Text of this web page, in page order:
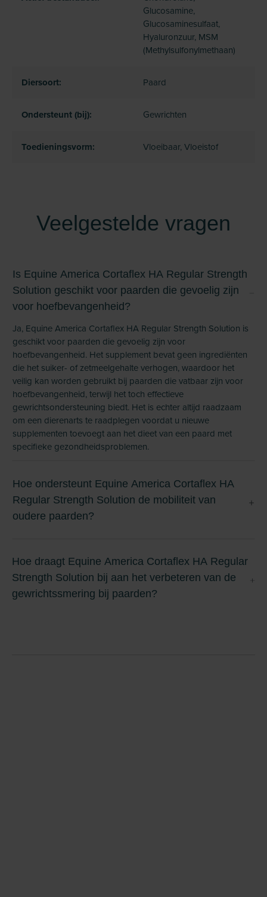
Glucosamine,
Glucosaminesulfaat,
Hyaluronzuur, MSM
(Methylsulfonylmethaan)
Diersoort: Paard
Ondersteunt (bij): Gewrichten
Toedieningsvorm: Vloeibaar, Vloeistof
Veelgestelde vragen
Is Equine America Cortaflex HA Regular Strength
Solution geschikt voor paarden die gevoelig zijn
voor hoefbevangenheid?
Ja, Equine America Cortaflex HA Regular Strength Solution is
geschikt voor paarden die gevoelig zijn voor
hoefbevangenheid. Het supplement bevat geen ingrediënten
die het suiker- of zetmeelgehalte verhogen, waardoor het
veilig kan worden gebruikt bij paarden die vatbaar zijn voor
hoefbevangenheid, terwijl het toch effectieve
gewrichtsondersteuning biedt. Het is echter altijd raadzaam
om een dierenarts te raadplegen voordat u nieuwe
supplementen toevoegt aan het dieet van een paard met
specifieke gezondheidsproblemen.
Hoe ondersteunt Equine America Cortaflex HA
Regular Strength Solution de mobiliteit van
oudere paarden?
Hoe draagt Equine America Cortaflex HA Regular
Strength Solution bij aan het verbeteren van de
gewrichtssmering bij paarden?